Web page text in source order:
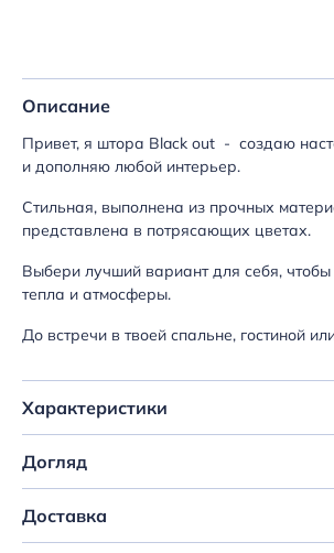
Описание
Привет, я штора Black out - создаю
и дополняю любой интерьер.
Стильная, выполнена из прочных
представлена в потрясающих цветах.
Выбери лучший вариант для себя, чтобы
тепла и атмосферы.
До встречи в твоей спальне, гостиной
Характеристики
Догляд
Доставка